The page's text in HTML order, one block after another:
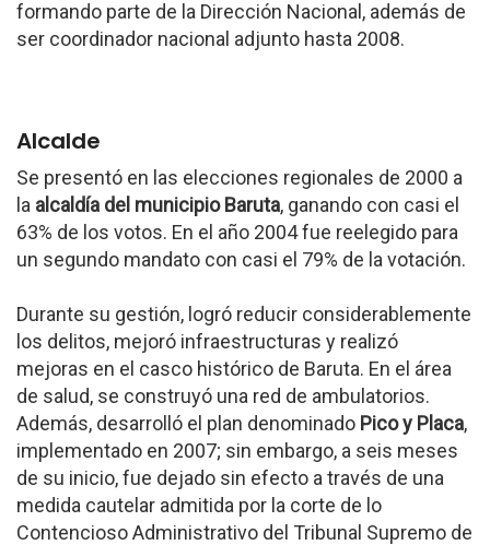
formando parte de la Dirección Nacional, además de
ser coordinador nacional adjunto hasta 2008.
Alcalde
Se presentó en las elecciones regionales de 2000 a
la alcaldía del municipio Baruta, ganando con casi el
63% de los votos. En el año 2004 fue reelegido para
un segundo mandato con casi el 79% de la votación.
Durante su gestión, logró reducir considerablemente
los delitos, mejoró infraestructuras y realizó
mejoras en el casco histórico de Baruta. En el área
de salud, se construyó una red de ambulatorios.
Además, desarrolló el plan denominado Pico y Placa,
implementado en 2007; sin embargo, a seis meses
de su inicio, fue dejado sin efecto a través de una
medida cautelar admitida por la corte de lo
Contencioso Administrativo del Tribunal Supremo de